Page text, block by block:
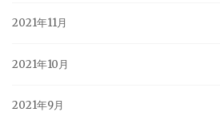
2021年11月
2021年10月
2021年9月